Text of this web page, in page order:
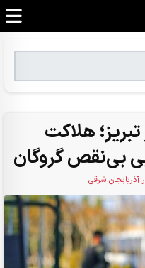
هلاکت
بی‌نقص گروگان
آذربایجان شرقی